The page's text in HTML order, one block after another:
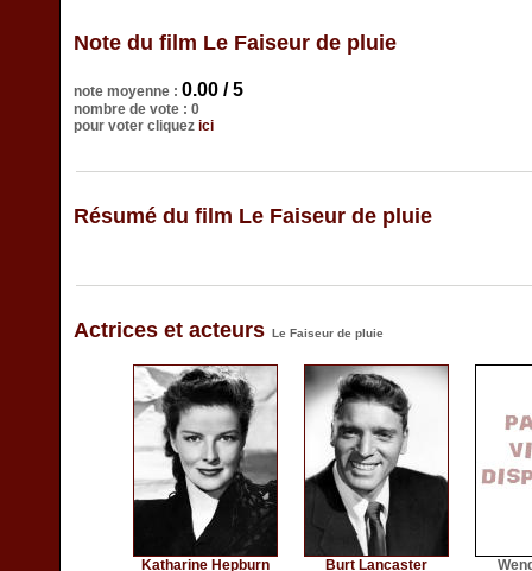
Note du film Le Faiseur de pluie
note moyenne : 0.00 / 5
nombre de vote : 0
pour voter cliquez ici
Résumé du film Le Faiseur de pluie
Actrices et acteurs Le Faiseur de pluie
Katharine Hepburn Burt Lancaster